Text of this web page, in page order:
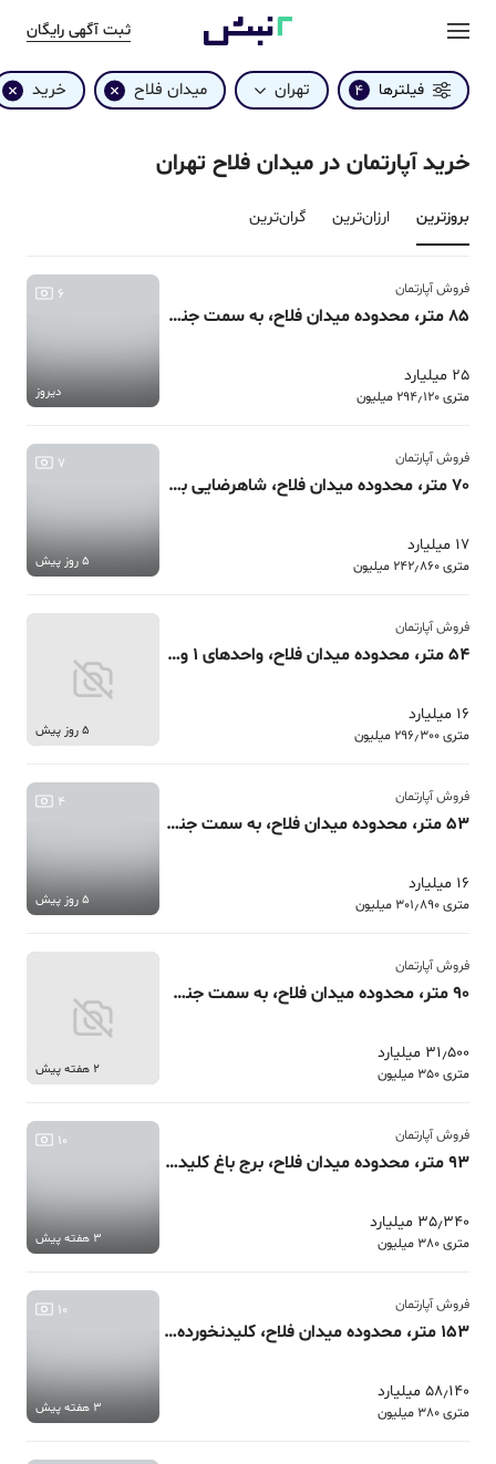
ثبت آگهی رایگان
فیلترها 4 تهران میدان فلاح خرید
خرید آپارتمان در میدان فلاح تهران
بروزترین‌ ارزان‌ترین گران‌ترین
فروش آپارتمان
85 متر، محدوده میدان فلاح، به سمت جنگل دوکله، سرمایه گذاری
25 میلیارد
متری 294٫120 میلیون
6
دیروز
فروش آپارتمان
70 متر، محدوده میدان فلاح، شاهرضایی به سمت جنگل شیان
17 میلیارد
متری 242٫860 میلیون
7
5 روز پیش
فروش آپارتمان
54 متر، محدوده میدان فلاح، واحدهای 1 و 2 خواب شیان
16 میلیارد
متری 296٫300 میلیون 5 روز پیش
فروش آپارتمان
53 متر، محدوده میدان فلاح، به سمت جنگل شیان
16 میلیارد
متری 301٫890 میلیون
4
5 روز پیش
فروش آپارتمان
90 متر، محدوده میدان فلاح، به سمت جنگل شیان
31٫500 میلیارد
متری 350 میلیون 2 هفته پیش
فروش آپارتمان
93 متر، محدوده میدان فلاح، برج باغ کلیدنخورده 2 و 3 خواب
35٫340 میلیارد
متری 380 میلیون
10
3 هفته پیش
فروش آپارتمان
153 متر، محدوده میدان فلاح، کلیدنخورده 2.3خواب 2پارکینگ سندی
58٫140 میلیارد
متری 380 میلیون
10
3 هفته پیش